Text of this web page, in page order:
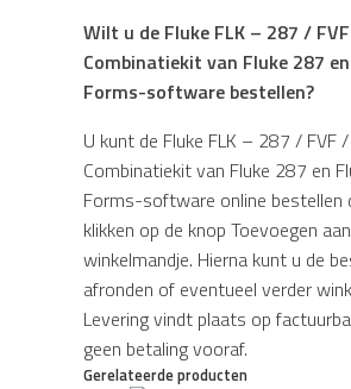
Wilt u de Fluke FLK – 287 /
Combinatiekit van Fluke 287
Forms-software bestellen?
U kunt de Fluke FLK – 287 / FVF
Combinatiekit van Fluke 287 en
Forms-software online bestellen
klikken op de knop Toevoegen aan
winkelmandje. Hierna kunt u de
afronden of eventueel verder
Levering vindt plaats op
geen betaling vooraf.
Gerelateerde producten